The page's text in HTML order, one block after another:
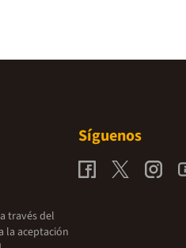
través del
la aceptación
Síguenos